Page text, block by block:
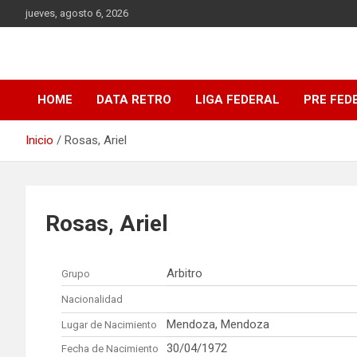
Saltar
al
jueves, agosto 6, 2026
DATA Basquet
HOME DATA RETRO LIGA FEDERAL PRE
Inicio Rosas, Ariel
Rosas, Ariel
Grupo Arbitro
Nacionalidad
Lugar de Nacimiento Mendoza, Mendoza
Fecha de Nacimiento 30/04/1972